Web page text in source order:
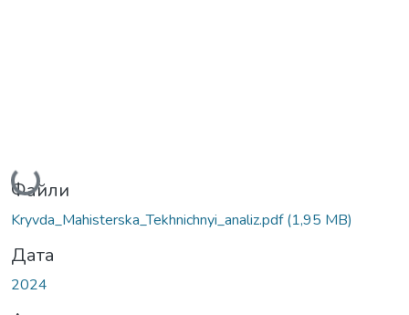
Вантажиться...
Файли
Kryvda_Mahisterska_Tekhnichnyi_analiz.pdf(1,95 MB)
Дата
2024